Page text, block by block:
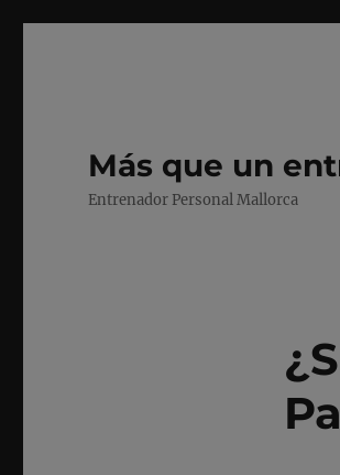
Más que un
Entrenador Personal Mallorca